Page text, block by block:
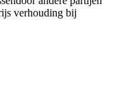
verhouding bij